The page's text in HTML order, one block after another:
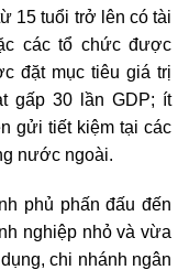
15 tuổi trở lên có tài
các tổ chức được
đặt mục tiêu giá trị
gấp 30 lần GDP; ít
gửi tiết kiệm tại các
nước ngoài.
phủ phấn đấu đến
nghiệp nhỏ và vừa
chi nhánh ngân